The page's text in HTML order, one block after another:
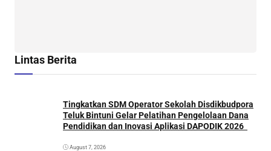
Lintas Berita
Tingkatkan SDM Operator Sekolah Disdikbudpora
Teluk Bintuni Gelar Pelatihan Pengelolaan Dana
August 7, 2026